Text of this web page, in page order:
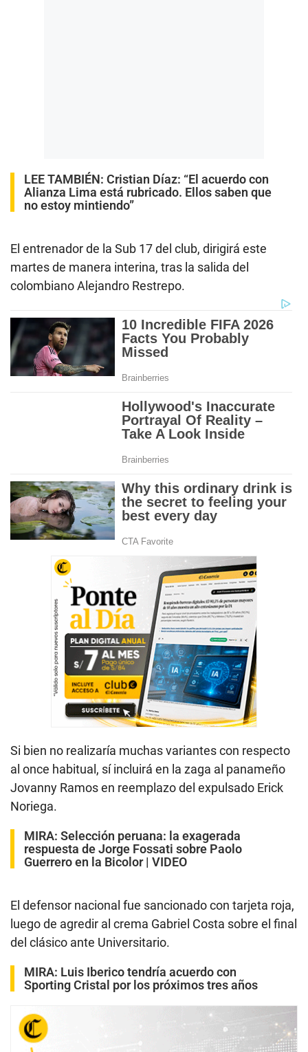
LEE TAMBIÉN: Cristian Díaz: “El acuerdo con
Alianza Lima está rubricado. Ellos saben que
no estoy mintiendo”
El entrenador de la Sub 17 del club, dirigirá este
martes de manera interina, tras la salida del
colombiano Alejandro Restrepo.
Si bien no realizaría muchas variantes con respecto
al once habitual, sí incluirá en la zaga al panameño
Jovanny Ramos en reemplazo del expulsado Erick
Noriega.
MIRA: Selección peruana: la exagerada
respuesta de Jorge Fossati sobre Paolo
Guerrero en la Bicolor | VIDEO
El defensor nacional fue sancionado con tarjeta roja,
luego de agredir al crema Gabriel Costa sobre el final
del clásico ante Universitario.
MIRA: Luis Iberico tendría acuerdo con
Sporting Cristal por los próximos tres años